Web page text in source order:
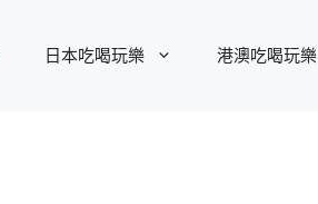
日本吃喝玩樂 港澳吃喝玩樂